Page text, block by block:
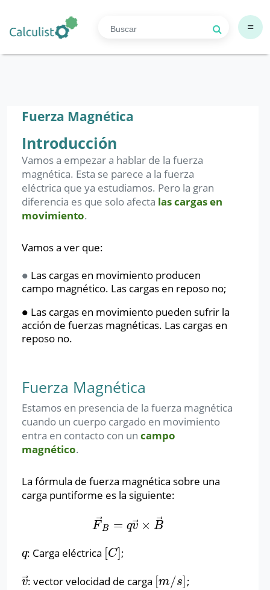
=
Fuerza Magnética
Introducción
Vamos a empezar a hablar de la fuerza
magnética. Esta se parece a la fuerza
eléctrica que ya estudiamos. Pero la gran
diferencia es que solo afecta las cargas en
movimiento.
Vamos a ver que:
∙
∙ Las cargas en movimiento producen
campo magnético. Las cargas en reposo no;
∙
∙ Las cargas en movimiento pueden sufrir la
acción de fuerzas magnéticas. Las cargas en
reposo no.
Fuerza Magnética
Estamos en presencia de la fuerza magnética
cuando un cuerpo cargado en movimiento
entra en contacto con un campo
magnético.
La fórmula de fuerza magnética sobre una
carga puntiforme es la siguiente:
F ⃗
B = qv × B⃗
F→B=q v→ ×B→
q
q: Carga eléctrica [C]
C] ;
v⃗
v→
: vector velocidad de carga [m/s
[m/s] ;